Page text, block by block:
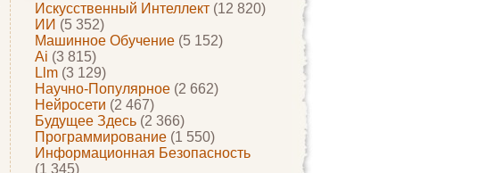
Искусственный Интеллект (12 820)
ИИ (5 352)
Машинное Обучение (5 152)
Ai (3 815)
Llm (3 129)
Научно-Популярное (2 662)
Нейросети (2 467)
Будущее Здесь (2 366)
Программирование (1 550)
Информационная Безопасность
(1 345)